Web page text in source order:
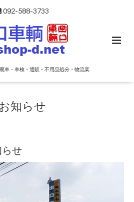
092-588-3733
車・車検・通販・不用品処分・物流業
知らせ
らせ